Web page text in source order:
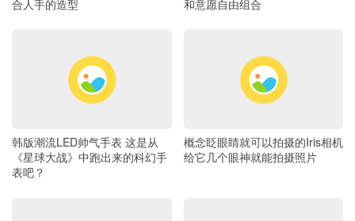
合人手的造型 和意愿自由组合
韩版潮流LED帅气手表 这是从
《星球大战》中跑出来的科幻手
表吧？
概念眨眼睛就可以拍摄的Iris相机
给它几个眼神就能拍摄照片